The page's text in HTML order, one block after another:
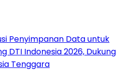
Penyimpanan Data untuk
DTI Indonesia 2026, Dukung
Tenggara